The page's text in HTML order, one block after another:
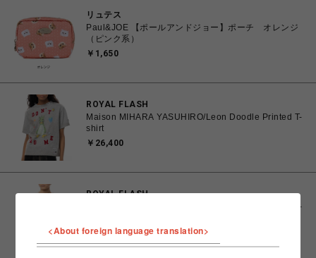
リュテス
Paul&JOE 【ポールアンドジョー】ポーチ オレンジ
（ピンク系）
￥1,650
ROYAL FLASH
Maison MIHARA YASUHIRO/Leon Doodle Printed T-
shirt
￥26,400
ROYAL FLASH
Maison MIHARA YASUHIRO/Leon Doodle Printed T-
￥26,400
<About foreign language translation>